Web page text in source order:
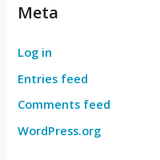
Meta
Log in
Entries feed
Comments feed
WordPress.org